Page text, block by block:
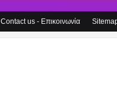
Contact us - Επικοινωνία